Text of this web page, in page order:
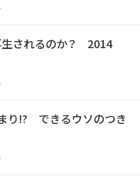
生されるのか？ 2014
り!? できるウソのつき